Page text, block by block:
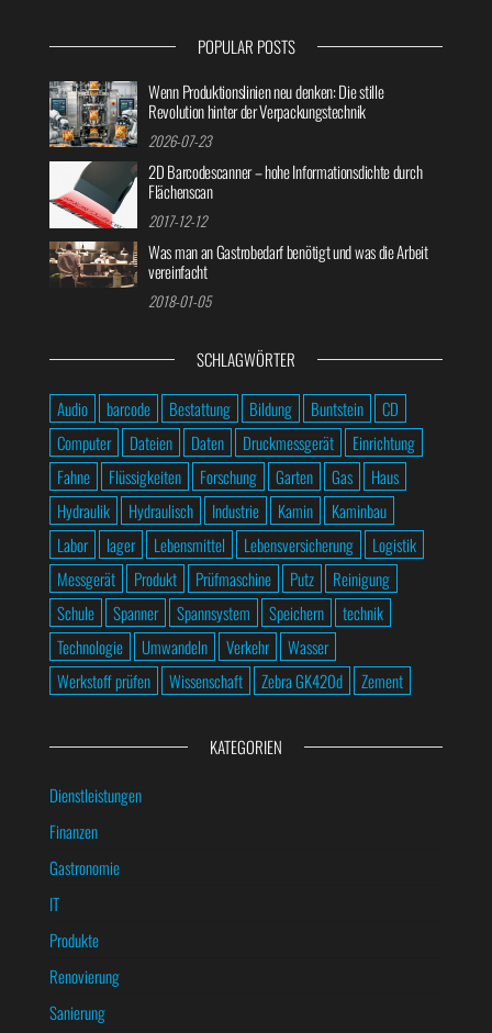
POPULAR POSTS
Wenn Produktionslinien neu denken: Die stille
Revolution hinter der Verpackungstechnik
2026-07-23
2D Barcodescanner – hohe Informationsdichte durch
Flächenscan
2017-12-12
Was man an Gastrobedarf benötigt und was die Arbeit
vereinfacht
2018-01-05
SCHLAGWÖRTER
Audio barcode Bestattung Bildung Buntstein
CD
Computer
Dateien Daten Druckmessgerät
Einrichtung
Fahne
Flüssigkeiten Forschung Garten Gas
Haus
Hydraulik
Hydraulisch Industrie Kamin
Kaminbau
Labor
lager Lebensmittel Lebensversicherung
Logistik
Messgerät
Produkt Prüfmaschine Putz
Reinigung
Schule
Spanner Spannsystem Speichern
technik
Technologie
Umwandeln Verkehr
Wasser
Werkstoff prüfen
Wissenschaft Zebra GK420d Zement
KATEGORIEN
Dienstleistungen
Finanzen
Gastronomie
IT
Produkte
Renovierung
Sanierung